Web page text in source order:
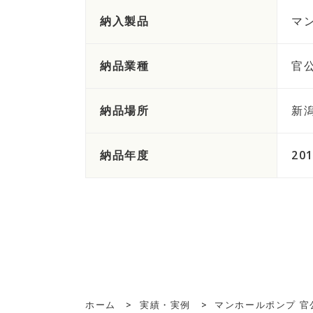
納入製品 マ
納品業種 官
納品場所 新
納品年度
ホーム > 実績・実例 > マンホールポンプ